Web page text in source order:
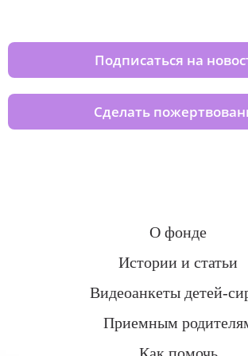
Подписаться на
Сделать
О фонде
Истории и статьи
Видеоанкеты детей-
Приемным